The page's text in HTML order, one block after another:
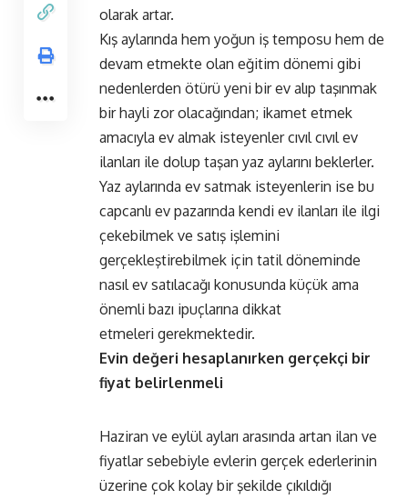
olarak artar.
Kış aylarında hem yoğun iş temposu hem de
devam etmekte olan eğitim dönemi gibi
nedenlerden ötürü yeni bir ev alıp taşınmak
bir hayli zor olacağından; ikamet etmek
amacıyla ev almak isteyenler cıvıl cıvıl ev
ilanları ile dolup taşan yaz aylarını beklerler.
Yaz aylarında ev satmak isteyenlerin ise bu
capcanlı ev pazarında kendi ev ilanları ile ilgi
çekebilmek ve satış işlemini
gerçekleştirebilmek için tatil döneminde
nasıl ev satılacağı konusunda küçük ama
önemli bazı ipuçlarına dikkat
etmeleri gerekmektedir.
Evin değeri hesaplanırken gerçekçi bir
fiyat belirlenmeli
Haziran ve eylül ayları arasında artan ilan ve
fiyatlar sebebiyle evlerin gerçek ederlerinin
üzerine çok kolay bir şekilde çıkıldığı